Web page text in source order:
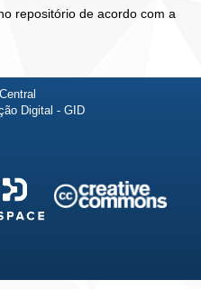
repositório de acordo com a
Digital - GID